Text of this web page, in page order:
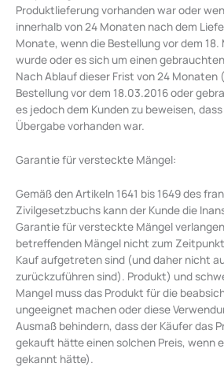
Produktlieferung vorhanden war oder
innerhalb von 24 Monaten nach dem
Monate, wenn die Bestellung vor dem
wurde oder es sich um einen
Nach Ablauf dieser Frist von 24 Monaten
Bestellung vor dem 18.03.2016 oder
es jedoch dem Kunden zu beweisen,
Übergabe vorhanden war.
Garantie für versteckte Mängel:
Gemäß den Artikeln 1641 bis 1649 des
Zivilgesetzbuchs kann der Kunde die
Garantie für versteckte Mängel
betreffenden Mängel nicht zum
Kauf aufgetreten sind (und daher nicht
zurückzuführen sind). Produkt) und
Mangel muss das Produkt für die
ungeeignet machen oder diese
Ausmaß behindern, dass der Käufer das
gekauft hätte einen solchen Preis, wenn
gekannt hätte).